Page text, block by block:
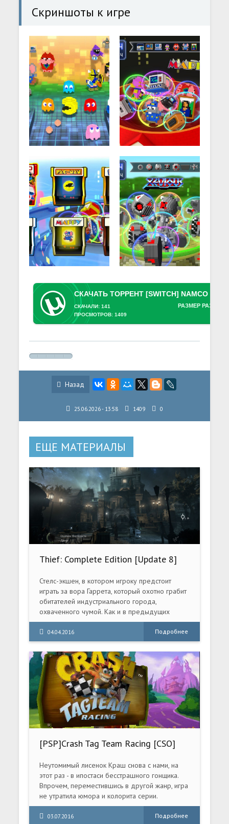
Скриншоты к игре
РАЗМЕР
СКАЧАЛИ: 141
ПРОСМОТРОВ: 1409
Назад
25.06.2026 - 13:58 1409 0
ЕЩЕ МАТЕРИАЛЫ
Thief: Complete Edition [Update 8]
(2014) PC | RePack от xatab
Стелс-экшен, в котором игроку предстоит
играть за вора Гаррета, который охотно грабит
обитателей индустриального города,
охваченного чумой. Как и в предыдущих
частях серии, герою нужно будет действовать
скрытно, но спрятаться от охранников будет
труднее — они серьезно поумнеют и научатся
тщательно обыскивать даже самые укромные
уголки. Из оружия вор получит лишь дубинку и
лук с различными видами стрел — дымовыми,
зажигательными и т.д. В арсенале героя
появятся отмычки и крюк. Незаменимой
помощницей Гаррета станет новая система
Focus. Она позволит замедлять время в
процессе кражи предметов из чужих
которыми сможет взаимодействовать герой.
04.04.2016 Подробнее
[PSP]Crash Tag Team Racing [CSO]
[ENG] 2005
Неутомимый лисенок Краш снова с нами, на
этот раз - в ипостаси бесстрашного гонщика.
Впрочем, переместившись в другой жанр, игра
не утратила юмора и колорита серии.
03.07.2016 Подробнее